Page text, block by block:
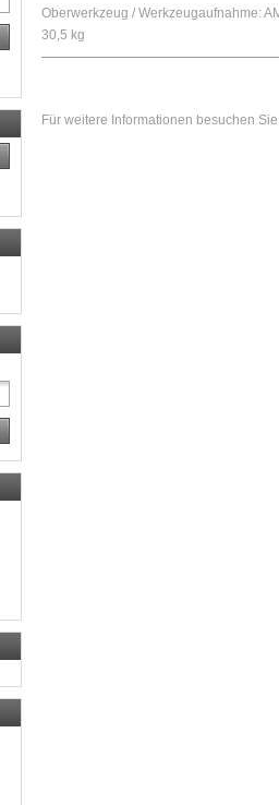
Oberwerkzeug / Werkzeugaufnahme:
30,5 kg
Für weitere Informationen besuchen